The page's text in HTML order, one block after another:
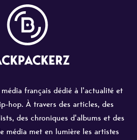
français dédié à l'actualité et
hop. À travers des articles, des
des chroniques d'albums et des
média met en lumière les artistes